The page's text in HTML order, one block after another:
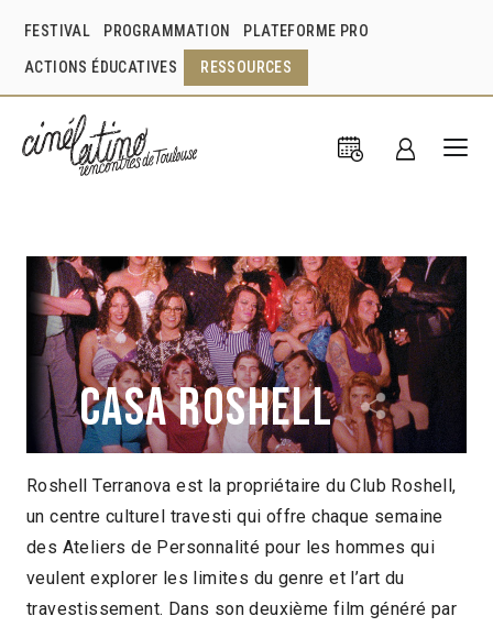
FESTIVAL PROGRAMMATION PLATEFORME PRO
ACTIONS ÉDUCATIVES RESSOURCES
Casa Roshell
Camila José Donoso Mexique 2016
1h11
2018 > Chilenas, femmes de cinéma du Chili
2018 > Séances spéciales
Roshell Terranova est la propriétaire du Club Roshell,
un centre culturel travesti qui offre chaque semaine
des Ateliers de Personnalité pour les hommes qui
veulent explorer les limites du genre et l’art du
travestissement. Dans son deuxième film généré par